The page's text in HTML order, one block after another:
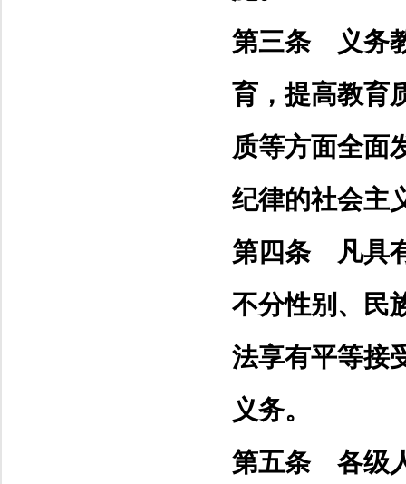
第三条 义务
育，提高教育
质等方面全面
纪律的社会主
第四条 凡具
不分性别、民
法享有平等接
义务。
第五条 各级